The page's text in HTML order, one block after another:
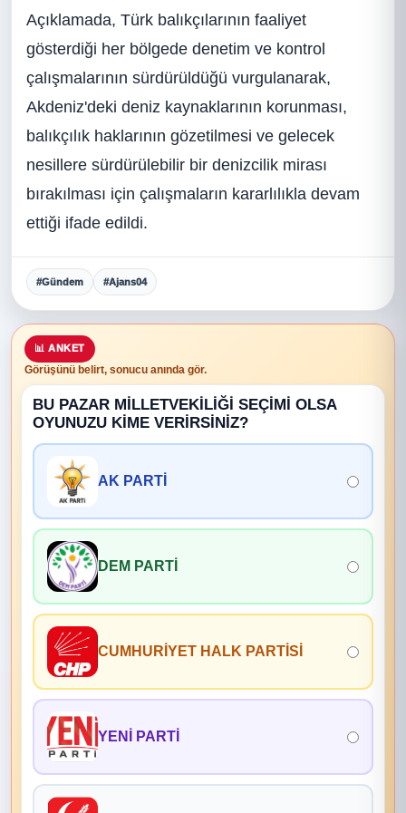
Açıklamada, Türk balıkçılarının faaliyet
gösterdiği her bölgede denetim ve kontrol
çalışmalarının sürdürüldüğü vurgulanarak,
Akdeniz'deki deniz kaynaklarının korunması,
balıkçılık haklarının gözetilmesi ve gelecek
nesillere sürdürülebilir bir denizcilik mirası
bırakılması için çalışmaların kararlılıkla devam
ettiği ifade edildi.
#Gündem #Ajans04
📊 ANKET
Görüşünü belirt, sonucu anında gör.
BU PAZAR MİLLETVEKİLİĞİ SEÇİMİ OLSA
OYUNUZU KİME VERİRSİNİZ?
AK PARTİ
DEM PARTİ
CUMHURİYET HALK PARTİSİ
YENİ PARTİ